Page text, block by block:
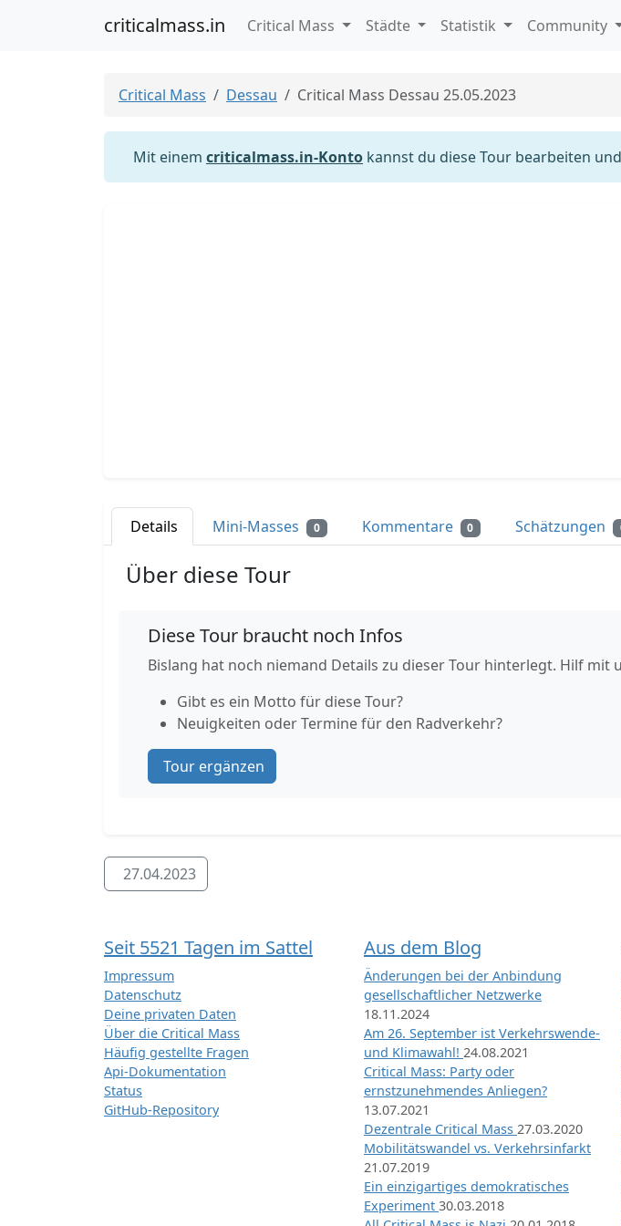
criticalmass.in Critical Mass Städte Statistik Community
Critical Mass Dessau Critical Mass Dessau 25.05.2023
Mit einem criticalmass.in-Konto kannst du diese Tour bearbeiten
Details Mini-Masses 0 Kommentare 0 Schätzungen
Über diese Tour
Diese Tour braucht noch Infos
Bislang hat noch niemand Details zu dieser Tour hinterlegt. Hilf mit
Gibt es ein Motto für diese Tour?
Neuigkeiten oder Termine für den Radverkehr?
Tour ergänzen
27.04.2023
Seit 5521 Tagen im Sattel
Impressum
Datenschutz
Deine privaten Daten
Über die Critical Mass
Häufig gestellte Fragen
Api-Dokumentation
Status
GitHub-Repository
Aus dem Blog
Änderungen bei der Anbindung
gesellschaftlicher Netzwerke
18.11.2024
Am 26. September ist Verkehrswende-
und Klimawahl! 24.08.2021
Critical Mass: Party oder
ernstzunehmendes Anliegen?
13.07.2021
Dezentrale Critical Mass 27.03.2020
Mobilitätswandel vs. Verkehrsinfarkt
21.07.2019
Ein einzigartiges demokratisches
Experiment 30.03.2018